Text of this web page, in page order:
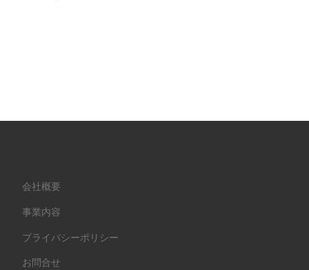
会社概要
事業内容
プライバシーポリシー
お問合せ